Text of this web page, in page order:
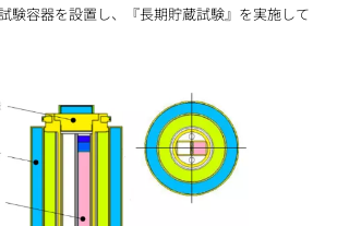
験容器を設置し、『長期貯蔵試験』を実施して